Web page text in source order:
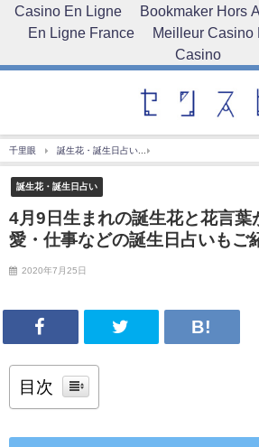
Casino En Ligne Bookmaker Hors
En Ligne France
Meilleur Casino
Casino
千里眼 誕生花・誕生日占い
誕生花・誕生日占い
4月9日生まれの誕生花と花言葉
愛・仕事などの誕生日占いもご
2020年7月25日
目次